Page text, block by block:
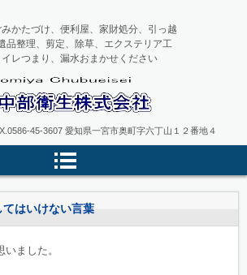
衛生
かたづけ、便利屋、家財処分、引っ越
品整理、剪定、除草、エクステリア工
レつまり、漏水おまかせください
45-3607 愛知県一宮市奥町字六丁山１２番地４
はいけない言葉
ました。